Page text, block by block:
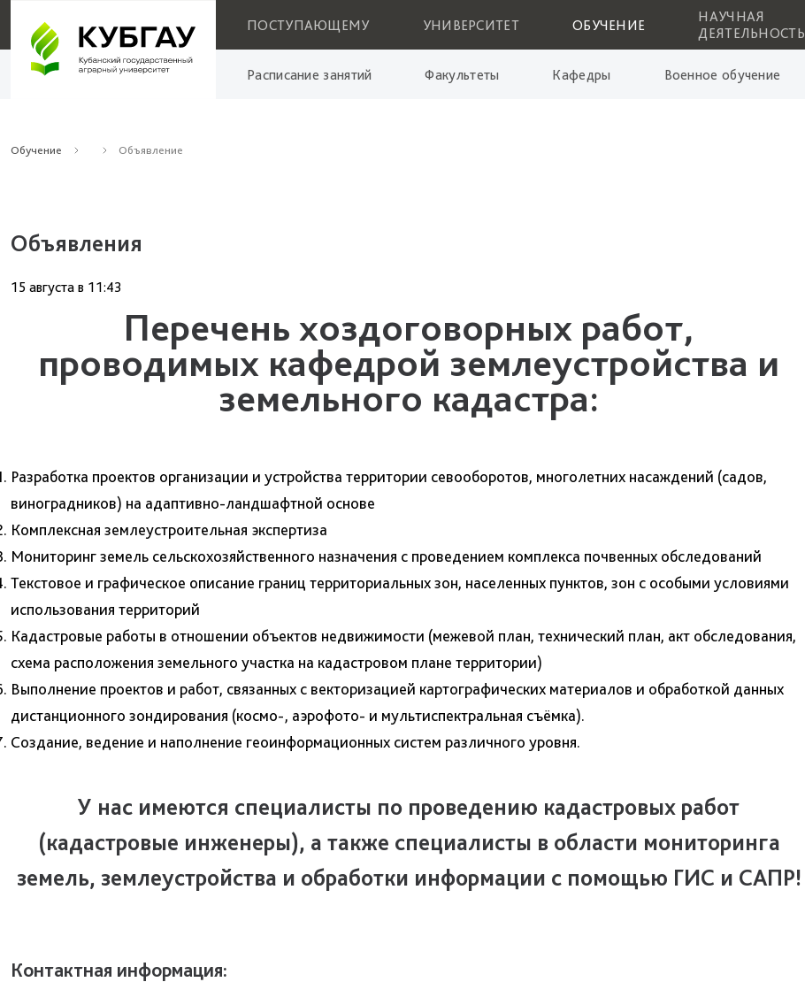
ПОСТУПАЮЩЕМУ УНИВЕРСИТЕТ ОБУЧЕНИЕ
НАУЧНАЯ
ДЕЯТЕЛЬНОСТЬ
Расписание занятий Факультеты Кафедры Военное обучение
Обучение Объявление
Объявления
15 августа в 11:43
Перечень хоздоговорных работ,
проводимых кафедрой землеустройства и
земельного кадастра:
Разработка проектов организации и устройства территории севооборотов, многолетних насаждений (садов,
виноградников) на адаптивно-ландшафтной основе
Комплексная землеустроительная экспертиза
Мониторинг земель сельскохозяйственного назначения с проведением комплекса почвенных обследований
Текстовое и графическое описание границ территориальных зон, населенных пунктов, зон с особыми условиями
использования территорий
Кадастровые работы в отношении объектов недвижимости (межевой план, технический план, акт обследования,
схема расположения земельного участка на кадастровом плане территории)
Выполнение проектов и работ, связанных с векторизацией картографических материалов и обработкой данных
дистанционного зондирования (космо-, аэрофото- и мультиспектральная съёмка).
Создание, ведение и наполнение геоинформационных систем различного уровня.
У нас имеются специалисты по проведению кадастровых работ
(кадастровые инженеры), а также специалисты в области мониторинга
земель, землеустройства и обработки информации с помощью ГИС и САПР!
Контактная информация: